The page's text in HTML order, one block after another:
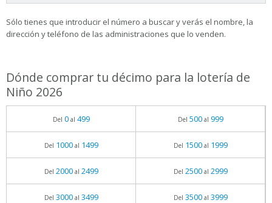
Sólo tienes que introducir el número a buscar y verás el nombre, la
dirección y teléfono de las administraciones que lo venden.
Dónde comprar tu décimo para la lotería de
Niño 2026
Del 0al 499 Del 500al 999
Del 1000al 1499 Del 1500al 1999
Del 2000al 2499 Del 2500al 2999
Del 3000al 3499 Del 3500al 3999